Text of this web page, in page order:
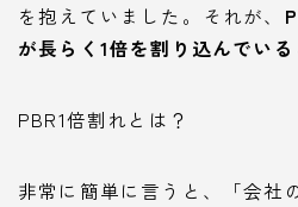
を抱えていました。それが、
が長らく1倍を割り込んでいる
PBR1倍割れとは？
非常に簡単に言うと、「会社